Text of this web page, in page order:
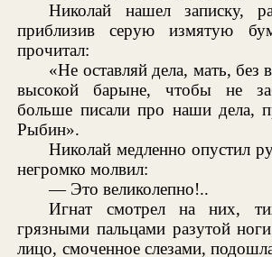
Николай нашел записку,
приблизив серую измятую
прочитал:
«Не оставляй дела, мать, без
высокой барыне, чтобы не
больше писали про наши дела,
Рыбин».
Николай медленно опустил
негромко молвил:
— Это великолепно!..
Игнат смотрел на них,
грязными пальцами разутой
лицо, смоченное слезами,